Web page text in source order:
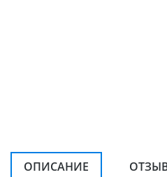
ОПИСАНИЕ